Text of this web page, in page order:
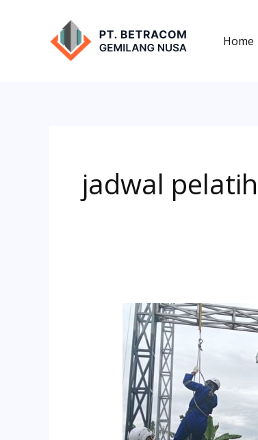
Home
jadwal
Training
Tenaga
Kerja
Bangunan
Tinggi
Tingkat
2